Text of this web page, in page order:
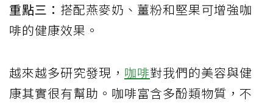
重點三： 搭配燕麥奶、薑粉和堅果可增強咖
啡的健康效果。
越來越多研究發現， 咖啡對我們的美容與健
康其實很有幫助。咖啡富含多酚類物質，不